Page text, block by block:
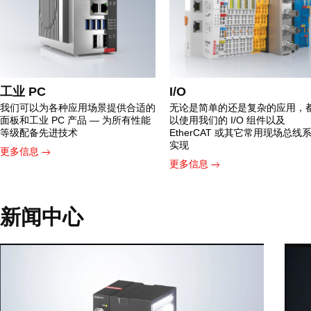
工业 PC
我们可以为各种应用场景提供合适的
面板和工业 PC 产品 — 为所有性能
等级配备先进技术
更多信息
I/O
无论是简单的还是复杂的应用，
以使用我们的 I/O 组件以及
EtherCAT 或其它常用现场总线
实现
更多信息
新闻中心